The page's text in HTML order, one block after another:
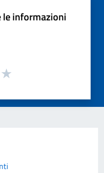
le informazioni